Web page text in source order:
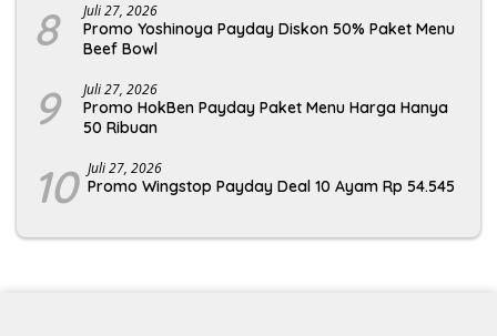
8 Juli 27, 2026
Promo Yoshinoya Payday Diskon 50% Paket Menu
Beef Bowl
9 Juli 27, 2026
Promo HokBen Payday Paket Menu Harga Hanya
50 Ribuan
10 Juli 27, 2026
Promo Wingstop Payday Deal 10 Ayam Rp 54.545